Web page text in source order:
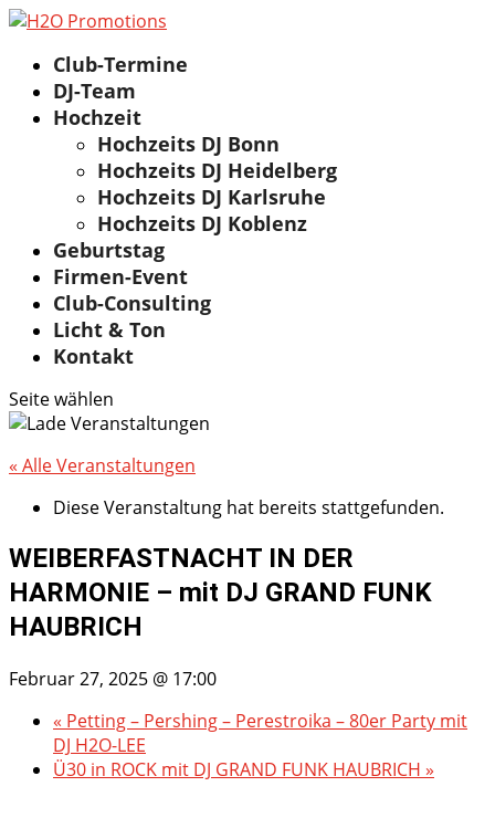
Club-Termine
DJ-Team
Hochzeit
Hochzeits DJ Bonn
Hochzeits DJ Heidelberg
Hochzeits DJ Karlsruhe
Hochzeits DJ Koblenz
Geburtstag
Firmen-Event
Club-Consulting
Licht & Ton
Kontakt
Seite wählen
« Alle Veranstaltungen
Diese Veranstaltung hat bereits stattgefunden.
WEIBERFASTNACHT IN DER
HARMONIE – mit DJ GRAND FUNK
HAUBRICH
Februar 27, 2025 @ 17:00
« Petting – Pershing – Perestroika – 80er Party mit
DJ H2O-LEE
Ü30 in ROCK mit DJ GRAND FUNK HAUBRICH »